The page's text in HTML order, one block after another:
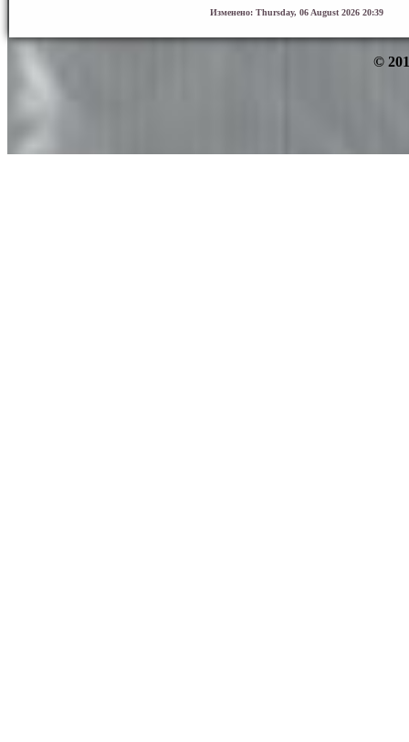
Изменено: Thursday, 06 August 2026 20:39
©